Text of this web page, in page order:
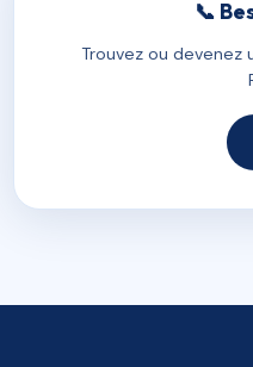
📞
Trouvez ou devenez